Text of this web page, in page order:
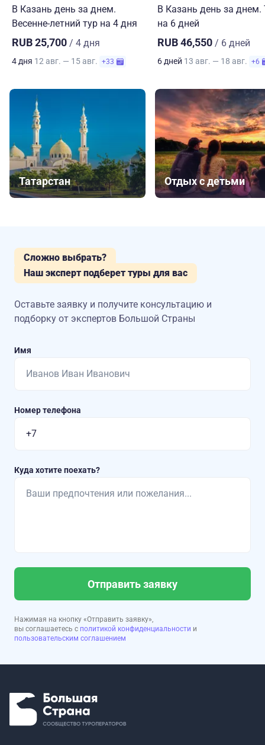
В Казань день за днем.
Весенне-летний тур на 4 дня
RUB 25,700 / 4 дня
4 дня 12 авг. — 15 авг. +33
В Казань день за днем.
на 6 дней
RUB 46,550 / 6 дней
6 дней 13 авг. — 18 авг. +6
Татарстан Отдых с детьми
Сложно выбрать?
Наш эксперт подберет туры для вас
Оставьте заявку и получите консультацию и
подборку от экспертов Большой Страны
Имя
Номер телефона
Куда хотите поехать?
Отправить заявку
Нажимая на кнопку «Отправить заявку»,
вы соглашаетесь с политикой конфиденциальности и
пользовательским соглашением